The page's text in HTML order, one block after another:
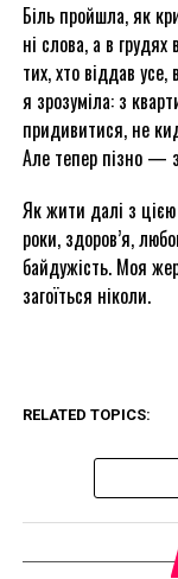
Біль пройшла, як
ні слова, а в
тих, хто віддав
я зрозуміла: з
придивитися, не
Але тепер пізно —
Як жити далі з
роки, здоров’я,
байдужість. Моя
загоїться ніколи.
RELATED TOPICS: